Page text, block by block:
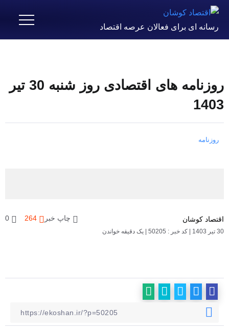
رسانه ای برای فعالان عرصه اقتصاد
روزنامه های اقتصادی روز شنبه 30 تیر
1403
روزنامه
اقتصاد کوشان
30 تیر 1403 | کد خبر : 50205 | یک دقیقه خواندن
چاپ خبر 264
0